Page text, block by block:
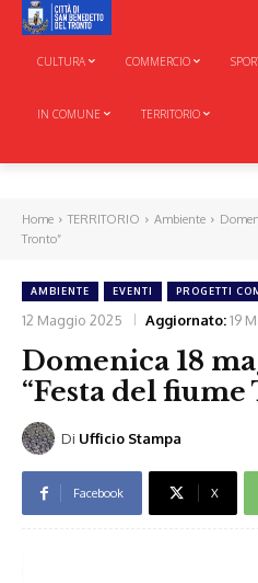
CULTURA COMMERCIO
IN COMUNE TERRITORIO
Home TERRITORIO Ambiente
Tronto”
AMBIENTE EVENTI PROGETTI
12 Maggio 2025 Aggiornato:19
Domenica 18
“Festa del fiume
Di Ufficio Stampa
Facebook X